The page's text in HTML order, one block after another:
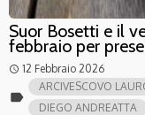
Suor Bosetti e il
febbraio per
access_time 12 Febbraio 2026
label
ARCIVESCOVO
DIEGO ANDREATTA